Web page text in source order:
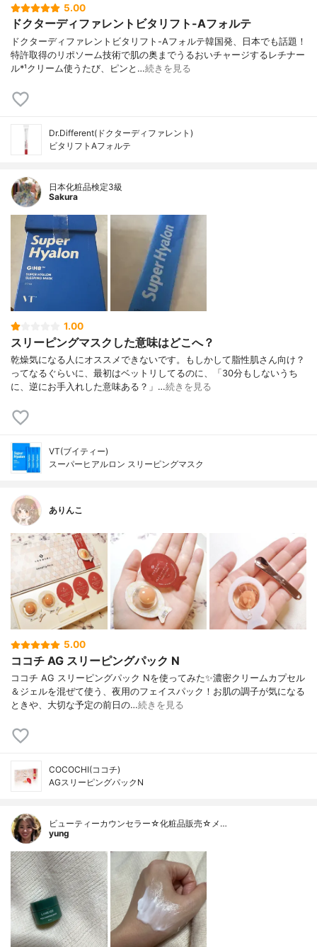
5.00
ドクターディファレントビタリフト-Aフォルテ
ドクターディファレントビタリフト-Aフォルテ韓国発、日本でも話題！
特許取得のリポソーム技術で肌の奥までうるおいチャージするレチナー
ル*¹クリーム使うたび、ピンと…続きを見る
Dr.Different(ドクターディファレント)
ビタリフトAフォルテ
日本化粧品検定3級
Sakura
1.00
スリーピングマスクした意味はどこへ？
乾燥気になる人にオススメできないです。もしかして脂性肌さん向け？
ってなるぐらいに、最初はベットリしてるのに、「30分もしないうち
に、逆にお手入れした意味ある？」…続きを見る
VT(ブイティー)
スーパーヒアルロン スリーピングマスク
ありんこ
5.00
ココチ AG スリーピングパック N
ココチ AG スリーピングパック Nを使ってみた✨濃密クリームカプセル
＆ジェルを混ぜて使う、夜用のフェイスパック！お肌の調子が気になる
ときや、大切な予定の前日の…続きを見る
COCOCHI(ココチ)
AGスリーピングパックN
ビューティーカウンセラー☆化粧品販売☆メ…
yung